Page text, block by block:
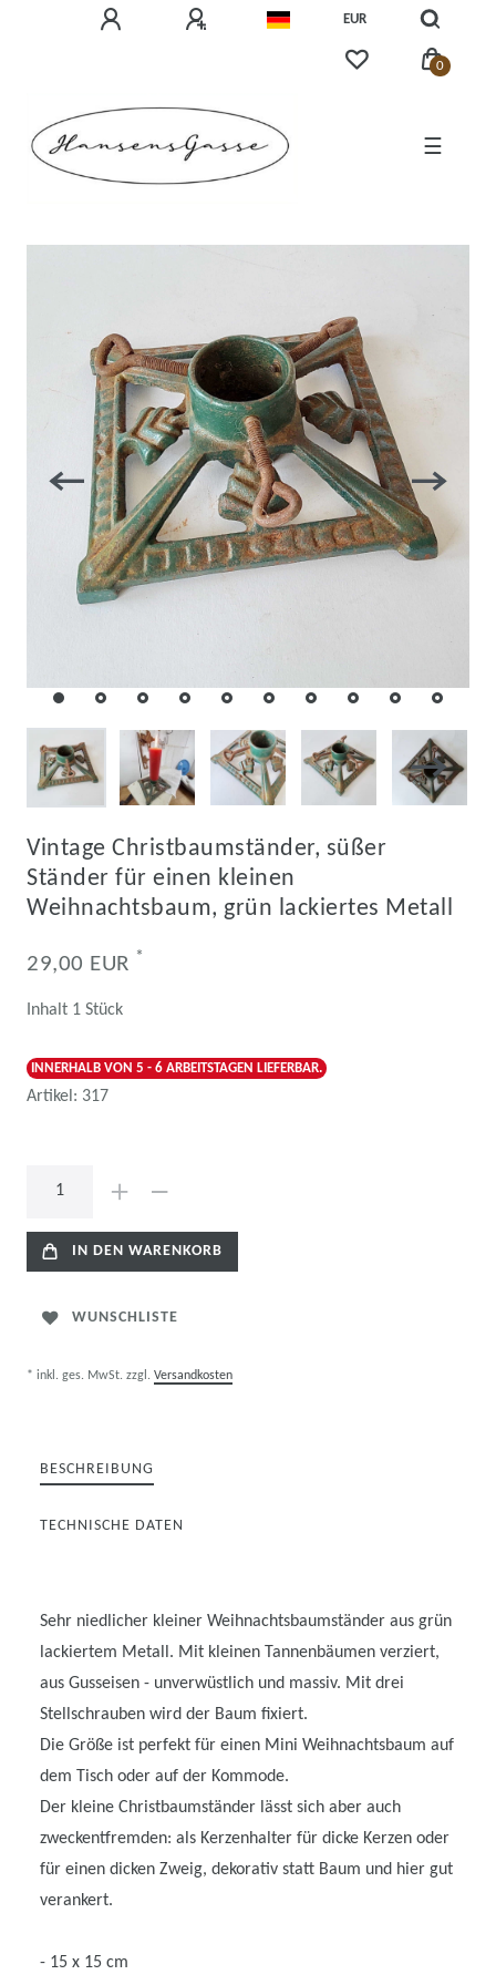
EUR
0
☰
Vintage Christbaumständer, süßer
Ständer für einen kleinen
Weihnachtsbaum, grün lackiertes Metall
29,00 EUR *
Inhalt 1 Stück
INNERHALB VON 5 - 6 ARBEITSTAGEN LIEFERBAR.
Artikel: 317
IN DEN WARENKORB
WUNSCHLISTE
* inkl. ges. MwSt. zzgl. Versandkosten
BESCHREIBUNG
TECHNISCHE DATEN
Sehr niedlicher kleiner Weihnachtsbaumständer aus grün
lackiertem Metall. Mit kleinen Tannenbäumen verziert,
aus Gusseisen - unverwüstlich und massiv. Mit drei
Stellschrauben wird der Baum fixiert.
Die Größe ist perfekt für einen Mini Weihnachtsbaum auf
dem Tisch oder auf der Kommode.
Der kleine Christbaumständer lässt sich aber auch
zweckentfremden: als Kerzenhalter für dicke Kerzen oder
für einen dicken Zweig, dekorativ statt Baum und hier gut
verankert.
- 15 x 15 cm